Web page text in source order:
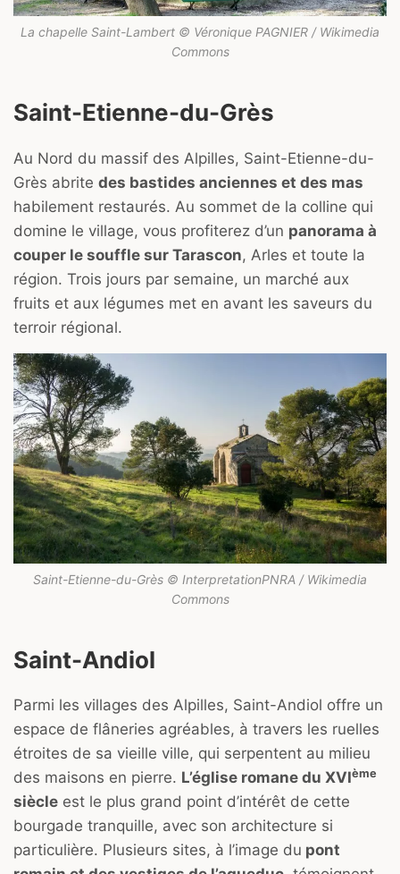
La chapelle Saint-Lambert © Véronique PAGNIER / Wikimedia
Commons
Saint-Etienne-du-Grès
Au Nord du massif des Alpilles, Saint-Etienne-du-
Grès abrite des bastides anciennes et des mas
habilement restaurés. Au sommet de la colline qui
domine le village, vous profiterez d’un panorama à
couper le souffle sur Tarascon, Arles et toute la
région. Trois jours par semaine, un marché aux
fruits et aux légumes met en avant les saveurs du
terroir régional.
Saint-Etienne-du-Grès © InterpretationPNRA / Wikimedia
Commons
Saint-Andiol
Parmi les villages des Alpilles, Saint-Andiol offre un
espace de flâneries agréables, à travers les ruelles
étroites de sa vieille ville, qui serpentent au milieu
des maisons en pierre. L’église romane du XVIème
siècle est le plus grand point d’intérêt de cette
bourgade tranquille, avec son architecture si
particulière. Plusieurs sites, à l’image du pont